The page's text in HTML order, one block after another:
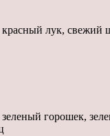
лук, свежий
горошек,